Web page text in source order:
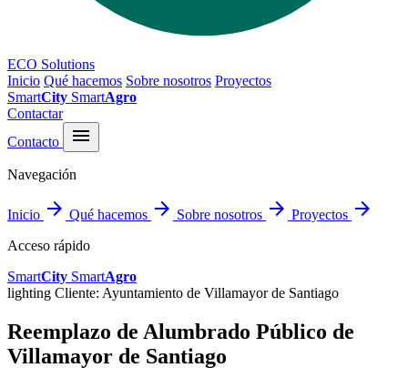
ECO Solutions
Inicio Qué hacemos Sobre nosotros Proyectos
SmartCity SmartAgro
Contactar
Contacto
menu
Navegación
Inicio arrow_forward Qué hacemos arrow_forward Sobre nosotros arrow_forward Proyectos arrow_forward
Acceso rápido
SmartCity SmartAgro
lighting Cliente: Ayuntamiento de Villamayor de Santiago
Reemplazo de Alumbrado Público de
Villamayor de Santiago